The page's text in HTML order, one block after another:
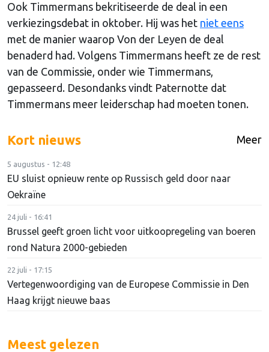
Ook Timmermans bekritiseerde de deal in een
verkiezingsdebat in oktober. Hij was het niet eens
met de manier waarop Von der Leyen de deal
benaderd had. Volgens Timmermans heeft ze de rest
van de Commissie, onder wie Timmermans,
gepasseerd. Desondanks vindt Paternotte dat
Timmermans meer leiderschap had moeten tonen.
Kort nieuws Meer
5 augustus - 12:48
EU sluist opnieuw rente op Russisch geld door naar
Oekraïne
24 juli - 16:41
Brussel geeft groen licht voor uitkoopregeling van boeren
rond Natura 2000-gebieden
22 juli - 17:15
Vertegenwoordiging van de Europese Commissie in Den
Haag krijgt nieuwe baas
Meest gelezen